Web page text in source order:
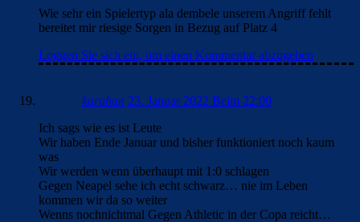
Wie sehr ein Spielertyp ala dembele unserem Angriff fehlt
bereitet mir riesige Sorgen in Bezug auf Platz 4
Loggen Sie sich ein, um einen Kommentar abzugeben
karahan 23. Januar 2022 Beim 22:00
Ich sags wie es ist Leute
Wir haben Ende Januar und bisher funktioniert noch kaum
was
Wir werden wenn überhaupt mit 1:0 schlagen
Gegen Neapel sehe ich echt schwarz… nie im Leben
kommen wir da so weiter
Wenns nochnichtmal Gegen Athletic in der Copa reicht…